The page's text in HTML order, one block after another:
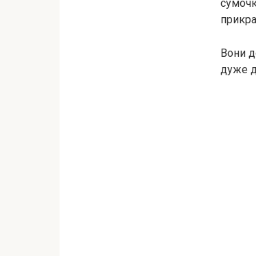
Вони
дуже